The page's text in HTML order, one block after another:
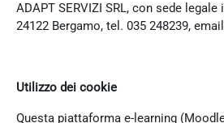
ADAPT SERVIZI SRL, con sede
24122 Bergamo, tel. 035 248239,
Utilizzo dei cookie
Questa piattaforma e-learning